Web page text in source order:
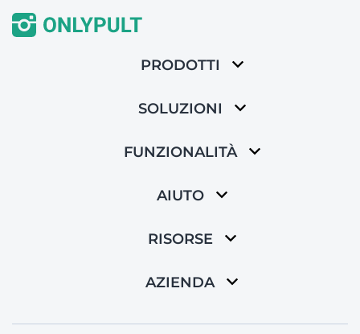
PRODOTTI
SOLUZIONI
FUNZIONALITÀ
AIUTO
RISORSE
AZIENDA